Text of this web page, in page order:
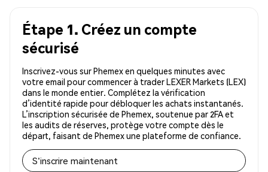
Étape 1. Créez un compte
sécurisé
Inscrivez-vous sur Phemex en quelques minutes avec
votre email pour commencer à trader LEXER Markets (LEX)
dans le monde entier. Complétez la vérification
d’identité rapide pour débloquer les achats instantanés.
L’inscription sécurisée de Phemex, soutenue par 2FA et
les audits de réserves, protège votre compte dès le
départ, faisant de Phemex une plateforme de confiance.
S'inscrire maintenant